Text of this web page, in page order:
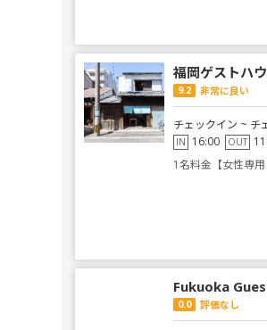
福岡ゲストハ
9.2 非常に良い
チェックイン ~ チ
IN 16:00 OUT
1名料金【女性専
Fukuoka
0.0 評価なし